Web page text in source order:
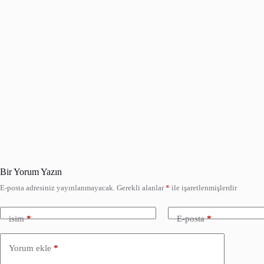
Bir Yorum Yazın
E-posta adresiniz yayınlanmayacak. Gerekli alanlar* ile işaretlenmişlerdir
isim* E-posta*
Yorum ekle *